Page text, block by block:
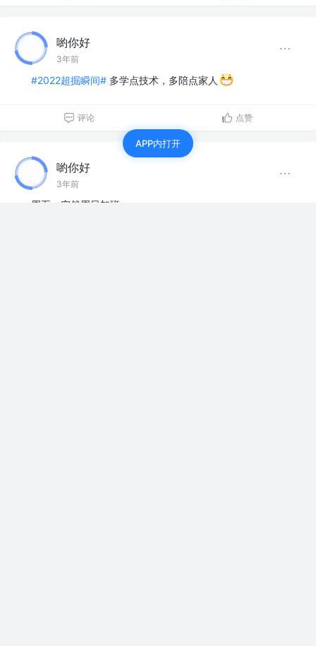
喲你好
3年前
#2022超掘瞬间# 多学点技术，多陪点家人
评论 点赞
喲你好
3年前
周五，突然周日加班，，，，
APP内打开